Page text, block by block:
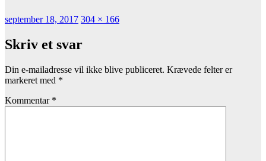
Udgivet
september 18, 2017 Faktisk
304 × 166
Skriv et svar
Din e-mailadresse vil ikke blive publiceret. Krævede felter er
markeret med *
Kommentar *